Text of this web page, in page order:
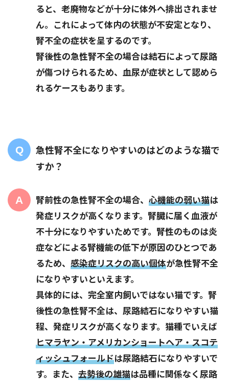
ると、老廃物などが十分に体外へ排出されませ
ん。これによって体内の状態が不安定となり、
腎不全の症状を呈するのです。
腎後性の急性腎不全の場合は結石によって尿路
が傷つけられるため、血尿が症状として認めら
れるケースもあります。
急性腎不全になりやすいのはどのような猫で
すか？
腎前性の急性腎不全の場合、 心機能の弱い猫は
発症リスクが高くなります。腎臓に届く血液が
不十分になりやすいためです。腎性のものは炎
症などによる腎機能の低下が原因のひとつであ
るため、 感染症リスクの高い個体が急性腎不全
になりやすいといえます。
具体的には、完全室内飼いではない猫です。腎
後性の急性腎不全は、尿路結石になりやすい猫
程、発症リスクが高くなります。猫種でいえば
ヒマラヤン・アメリカンショートヘア・スコテ
ィッシュフォールドは尿路結石になりやすいで
す。また、 去勢後の雄猫は品種に関係なく尿路